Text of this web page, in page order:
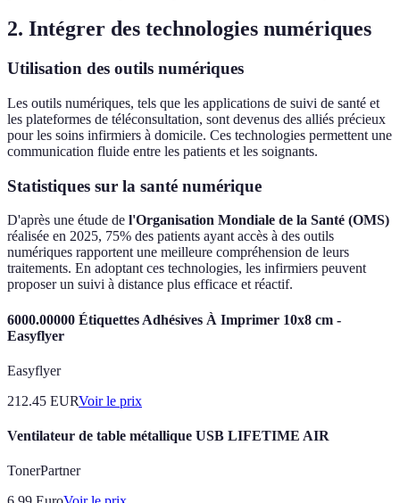
2. Intégrer des technologies numériques
Utilisation des outils numériques
Les outils numériques, tels que les applications de suivi de santé et
les plateformes de téléconsultation, sont devenus des alliés précieux
pour les soins infirmiers à domicile. Ces technologies permettent une
communication fluide entre les patients et les soignants.
Statistiques sur la santé numérique
D'après une étude de l'Organisation Mondiale de la Santé (OMS)
réalisée en 2025, 75% des patients ayant accès à des outils
numériques rapportent une meilleure compréhension de leurs
traitements. En adoptant ces technologies, les infirmiers peuvent
proposer un suivi à distance plus efficace et réactif.
6000.00000 Étiquettes Adhésives À Imprimer 10x8 cm -
Easyflyer
Easyflyer
212.45 EURVoir le prix
Ventilateur de table métallique USB LIFETIME AIR
TonerPartner